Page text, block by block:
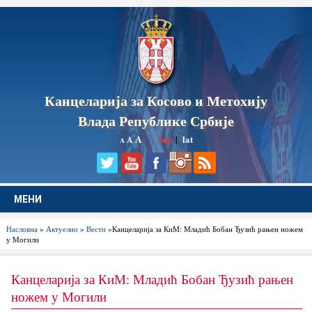
Канцеларија за Косово и Метохију
Влада Републике Србије
A AA ћир|lat
МЕНИ
Насловна» Актуелно » Вести»Канцеларија за КиМ: Младић Бобан Ђузић рањен ножем
у Могили
Канцеларија за КиМ: Младић Бобан Ђузић рањен
ножем у Могили